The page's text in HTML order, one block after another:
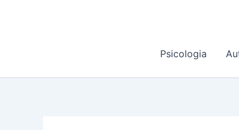
Psicologia